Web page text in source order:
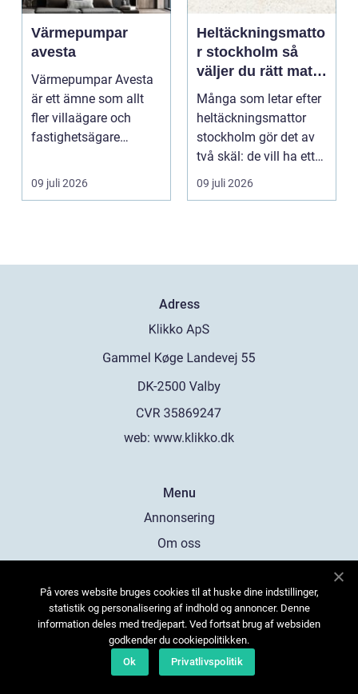
Värmepumpar
avesta
Värmepumpar Avesta
är ett ämne som allt
fler villaägare och
fastighetsägare
...
09 juli 2026
Heltäckningsmatto
r stockholm så
väljer du rätt matta
för hem och
kontor
Många som letar efter
heltäckningsmattor
stockholm gör det av
två skäl: de vill ha ett
tystare och m...
09 juli 2026
Adress
web: www.klikko.dk
Menu
Annonsering
Om oss
Kontakta oss
Sitemap
På vores website bruges cookies til at huske dine indstillinger,
statistik og personalisering af indhold og annoncer. Denne
information deles med tredjepart. Ved fortsat brug af websiden
godkender du cookiepolitikken.
Ok
Privatlivspolitik